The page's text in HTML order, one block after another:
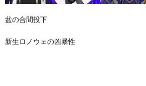
盆の合間投下
新生ロノウェの凶暴性